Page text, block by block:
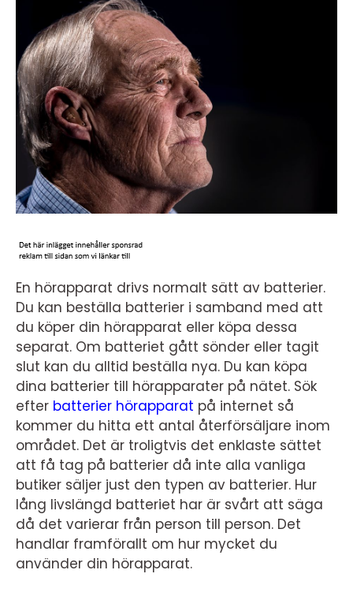
En hörapparat drivs normalt sätt av batterier.
Du kan beställa batterier i samband med att
du köper din hörapparat eller köpa dessa
separat. Om batteriet gått sönder eller tagit
slut kan du alltid beställa nya. Du kan köpa
dina batterier till hörapparater på nätet. Sök
efter batterier hörapparat på internet så
kommer du hitta ett antal återförsäljare inom
området. Det är troligtvis det enklaste sättet
att få tag på batterier då inte alla vanliga
butiker säljer just den typen av batterier. Hur
lång livslängd batteriet har är svårt att säga
då det varierar från person till person. Det
handlar framförallt om hur mycket du
använder din hörapparat.